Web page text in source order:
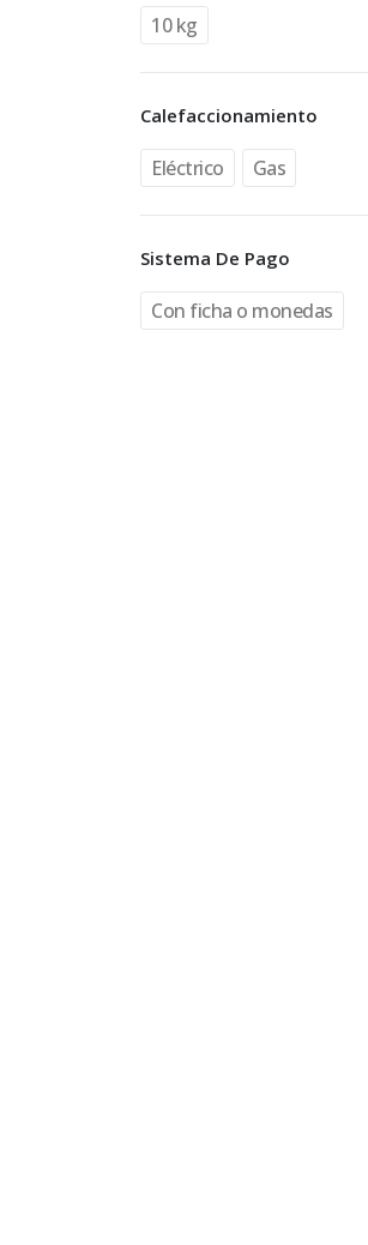
10 kg
Calefaccionamiento
Eléctrico Gas
Sistema De Pago
Con ficha o monedas